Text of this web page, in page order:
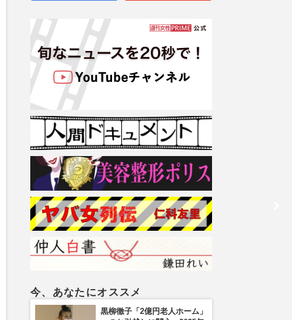
今、あなたにオススメ
黒柳徹子「2億円老人ホーム」